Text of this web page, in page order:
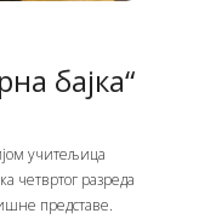
бајка“
учитељица
четвртог разреда
представе.